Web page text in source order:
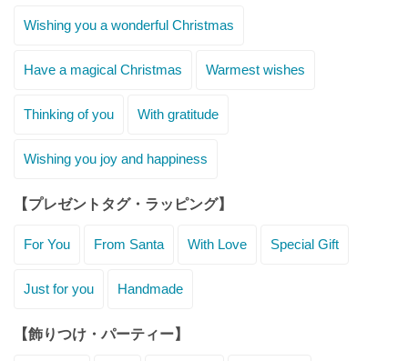
Wishing you a wonderful Christmas
Have a magical Christmas Warmest wishes
Thinking of you With gratitude
Wishing you joy and happiness
【プレゼントタグ・ラッピング】
For You From Santa With Love Special Gift
Just for you Handmade
【飾りつけ・パーティー】